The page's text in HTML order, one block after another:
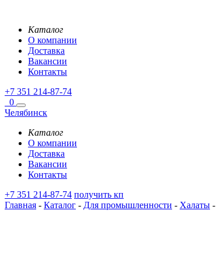
Каталог
О компании
Доставка
Вакансии
Контакты
+7 351 214-87-74
0
Челябинск
Каталог
О компании
Доставка
Вакансии
Контакты
+7 351 214-87-74 получить кп
Главная - Каталог - Для промышленности - Халаты -